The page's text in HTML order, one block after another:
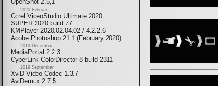
OpenShot 2.5,1
2020 Februar
Corel VideoStudio Ultimate 2020
SUPER 2020 build 77
KMPlayer 2020.02.04.02 / 4.2.2.6
Adobe Photoshop 21.1 (February 2020)
2019 Decembar
MediaPortal 2.2.3
CyberLink ColorDirector 8 build 2311
2019 Septembar
XviD Video Codec 1.3.7
AviDemux 2.7.5